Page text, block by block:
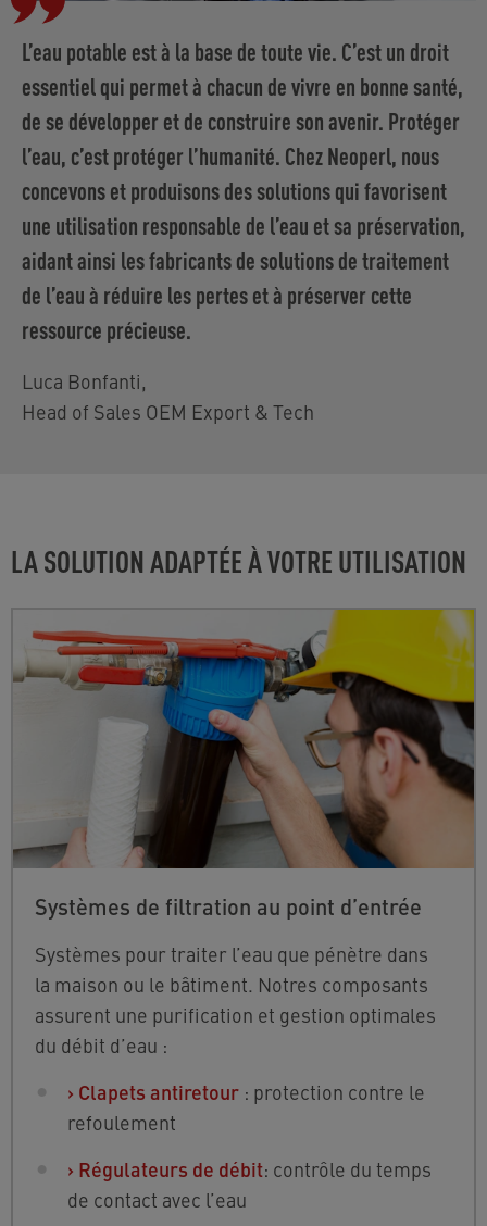
L’eau potable est à la base de toute vie. C’est un droit
essentiel qui permet à chacun de vivre en bonne santé,
de se développer et de construire son avenir. Protéger
l’eau, c’est protéger l’humanité. Chez Neoperl, nous
concevons et produisons des solutions qui favorisent
une utilisation responsable de l’eau et sa préservation,
aidant ainsi les fabricants de solutions de traitement
de l’eau à réduire les pertes et à préserver cette
ressource précieuse.
Luca Bonfanti,
Head of Sales OEM Export & Tech
LA SOLUTION ADAPTÉE À VOTRE UTILISATION
Systèmes de filtration au point d’entrée
Systèmes pour traiter l’eau que pénètre dans
la maison ou le bâtiment. Notres composants
assurent une purification et gestion optimales
du débit d’eau :
› Clapets antiretour : protection contre le
refoulement
› Régulateurs de débit: contrôle du temps
de contact avec l’eau